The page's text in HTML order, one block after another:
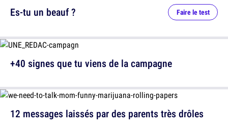
12 messages laissés par des parents très drôles
Es-tu un beauf ? Faire le test
+40 signes que tu viens de la campagne